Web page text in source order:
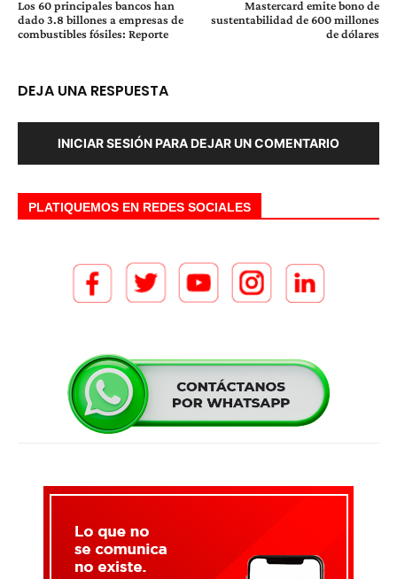
Los 60 principales bancos han
dado 3.8 billones a empresas de
combustibles fósiles: Reporte
Mastercard emite bono de
sustentabilidad de 600 millones
de dólares
DEJA UNA RESPUESTA
INICIAR SESIÓN PARA DEJAR UN COMENTARIO
PLATIQUEMOS EN REDES SOCIALES